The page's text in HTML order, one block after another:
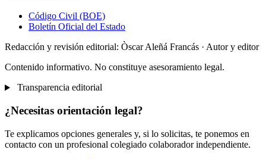
Código Civil (BOE)
Boletín Oficial del Estado
Redacción y revisión editorial: Òscar Aleñá Francás · Autor y editor
Contenido informativo. No constituye asesoramiento legal.
Transparencia editorial
¿Necesitas orientación legal?
Te explicamos opciones generales y, si lo solicitas, te ponemos en
contacto con un profesional colegiado colaborador independiente.